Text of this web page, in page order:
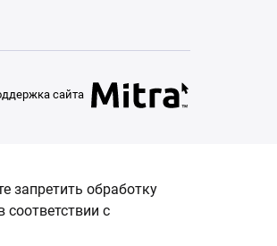
сайта
запретить обработку
с